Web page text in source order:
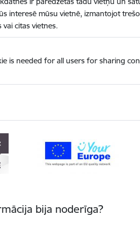
interesē mūsu vietnē, izmantojot
vai citas vietnes.
is needed for all users for sharing
bija noderīga?